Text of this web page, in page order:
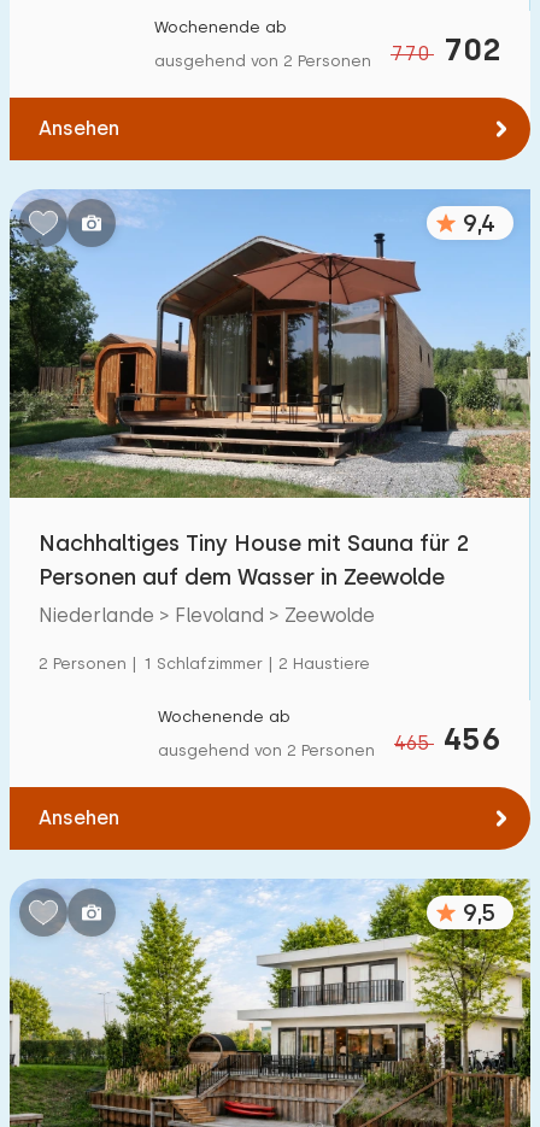
5 10
1 2
Zu öffentlichen Verkehrsmitteln
0,2 5
Unterkunft
Nicht im Ferienpark 4
Im Ferienpark 31
Einfamilienhaus
Ferienbauernhof
Villa
Kinderfreundlich
Kindermöbel
Eingezäunter Garten 7
Spielgeräte im Garten 5
Hallenbad 12
Freibad 1
Kinderanimation 10
770 702
Wochenende ab
ausgehend von 2 Personen
Ansehen
9,4
Nachhaltiges Tiny House mit Sauna für 2
Personen auf dem Wasser in Zeewolde
Niederlande > Flevoland > Zeewolde
2 Personen | 1 Schlafzimmer | 2 Haustiere
465 456
Wochenende ab
ausgehend von 2 Personen
Ansehen
9,5